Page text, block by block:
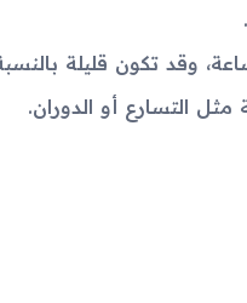
التسارع أو الدوران.